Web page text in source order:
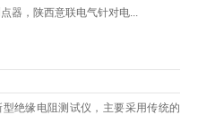
器，​陕西意联电气针对电...
绝缘电阻测试仪，主要采用传统的